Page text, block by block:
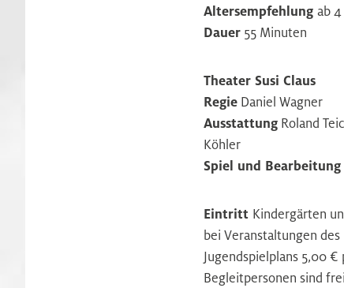
Altersempfehlung ab 4
Dauer55 Minuten
Theater Susi Claus
RegieDaniel Wagner
AusstattungRoland
Köhler
Spiel und Bearbeitung
Eintritt Kindergärten
bei Veranstaltungen des
Jugendspielplans 5,00 €
Begleitpersonen sind